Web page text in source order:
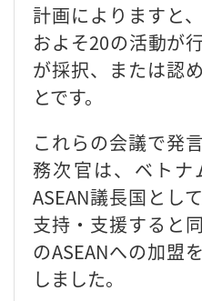
計画によりますと
およそ20の活動が
が採択、または認
とです。
これらの会議で発
務次官は、ベトナ
ASEAN議長国とし
支持・支援すると
のASEANへの加盟
しました。